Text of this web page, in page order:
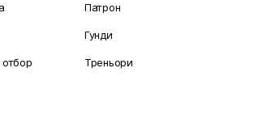
Патрон
Гунди
Треньори